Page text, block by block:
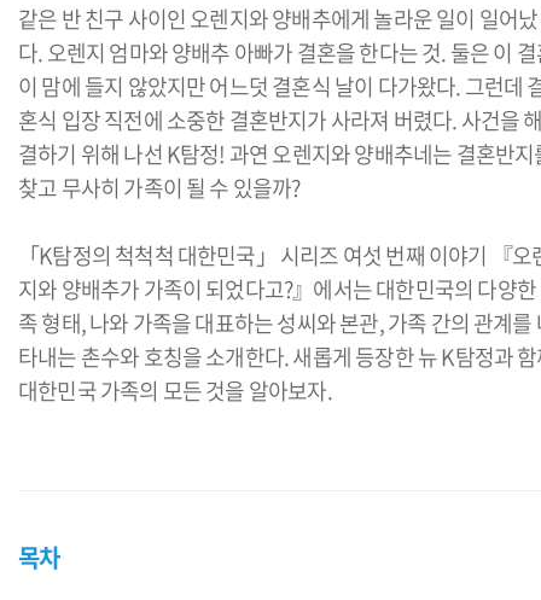
같은 반 친구 사이인 오렌지와 양배추에게 놀라운 일이 일어났
다. 오렌지 엄마와 양배추 아빠가 결혼을 한다는 것. 둘은 이
이 맘에 들지 않았지만 어느덧 결혼식 날이 다가왔다. 그런데
혼식 입장 직전에 소중한 결혼반지가 사라져 버렸다. 사건을
결하기 위해 나선 K탐정! 과연 오렌지와 양배추네는 결혼반지
찾고 무사히 가족이 될 수 있을까?
「K탐정의 척척척 대한민국」 시리즈 여섯 번째 이야기 『오
지와 양배추가 가족이 되었다고?』에서는 대한민국의 다양한
족 형태, 나와 가족을 대표하는 성씨와 본관, 가족 간의 관계를
타내는 촌수와 호칭을 소개한다. 새롭게 등장한 뉴 K탐정과
대한민국 가족의 모든 것을 알아보자.
목차